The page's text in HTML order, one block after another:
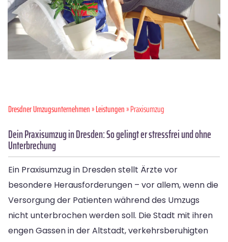
Dresdner Umzugsunternehmen»Leistungen» Praxisumzug
Dein Praxisumzug in Dresden: So gelingt er stressfrei und ohne
Unterbrechung
Ein Praxisumzug in Dresden stellt Ärzte vor
besondere Herausforderungen – vor allem, wenn die
Versorgung der Patienten während des Umzugs
nicht unterbrochen werden soll. Die Stadt mit ihren
engen Gassen in der Altstadt, verkehrsberuhigten